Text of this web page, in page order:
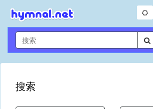
搜索